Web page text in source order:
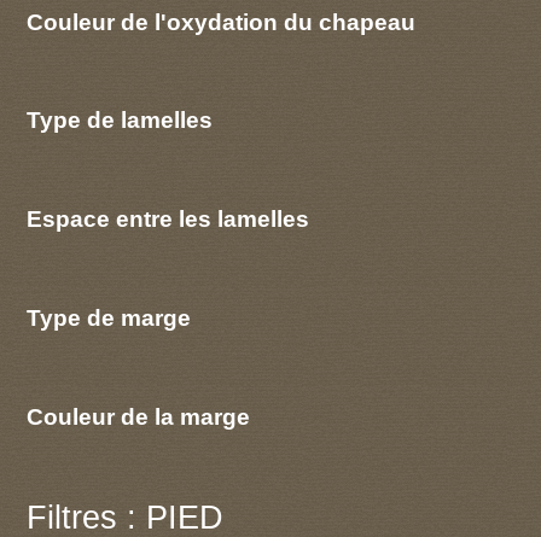
Couleur de l'oxydation du chapeau
Type de lamelles
Espace entre les lamelles
Type de marge
Couleur de la marge
Filtres : PIED